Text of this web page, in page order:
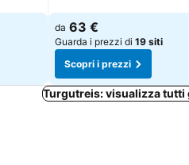
Scopri i prezzi
da 63 €
Guarda i prezzi di 19 siti
Scopri i prezzi
Turgutreis: visualizza tutti